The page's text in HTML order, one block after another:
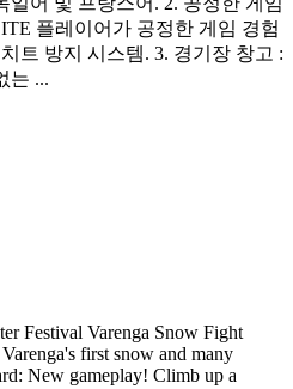
플레이어가 공정한 게임 경험
트 방지 시스템. 3. 경기장 창고 :
는 ...
Festival Varenga Snow Fight
first snow and many
New gameplay! Climb up a